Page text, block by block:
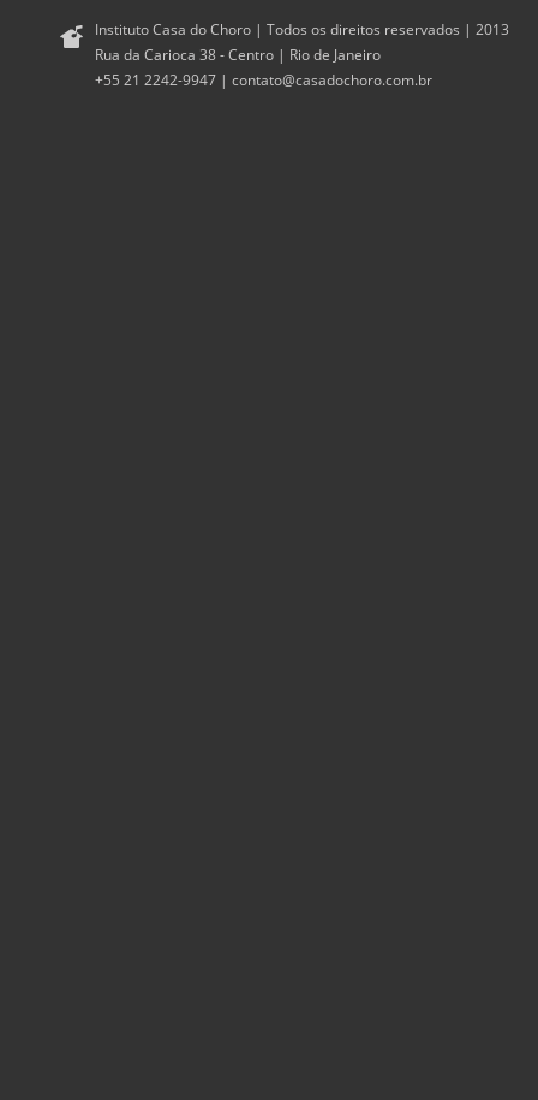
Instituto Casa do Choro | Todos os direitos reservados | 2013
Rua da Carioca 38 - Centro | Rio de Janeiro
+55 21 2242-9947 | contato@casadochoro.com.br